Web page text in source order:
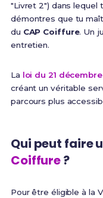
"Livret 2") dans
démontres que tu
du CAP Coiffure. Un
entretien.
La loi du 21
créant un véritable
parcours plus
Qui peut faire
Coiffure?
Pour être éligible à la